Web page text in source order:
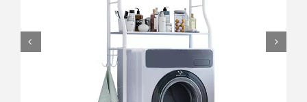
Kamere
Medicinska oprema